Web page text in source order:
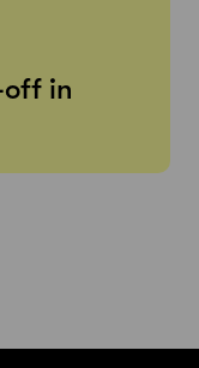
off in